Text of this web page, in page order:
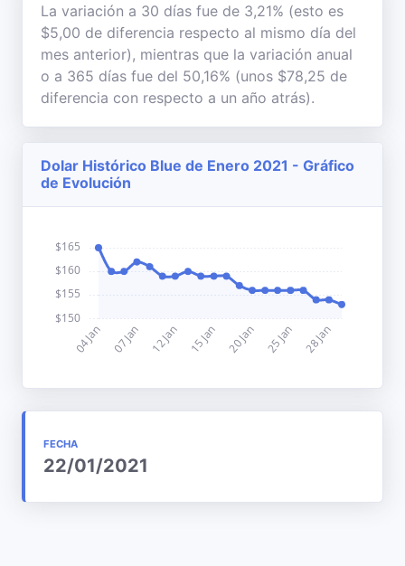
La variación a 30 días fue de 3,21% (esto es
$5,00 de diferencia respecto al mismo día del
mes anterior), mientras que la variación anual
o a 365 días fue del 50,16% (unos $78,25 de
diferencia con respecto a un año atrás).
Dolar Histórico Blue de Enero 2021 - Gráfico
de Evolución
FECHA
22/01/2021